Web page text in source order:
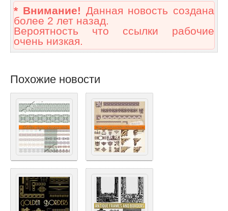
* Внимание! Данная новость создана
более 2 лет назад.
Вероятность что ссылки рабочие
очень низкая.
Похожие новости